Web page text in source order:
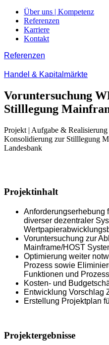
Über uns | Kompetenz
Referenzen
Karriere
Kontakt
Referenzen
Handel & Kapitalmärkte
Voruntersuchung
Stilllegung
Projekt | Aufgabe &
Konsolidierung zur Stilllegung
Landesbank
Projektinhalt
Anforderungserhebung
diverser dezentraler
Voruntersuchung zur
Mainframe/HOST
Optimierung weiter
Prozess sowie
Funktionen und
Kosten- und
Entwicklung Vorschlag
Erstellung Projektplan
Projektergebnisse